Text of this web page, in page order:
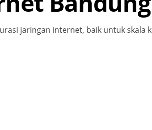
jaringan internet, baik untuk skala